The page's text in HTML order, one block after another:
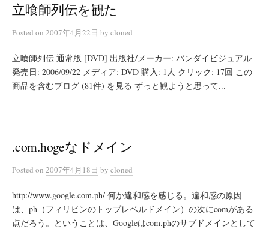
立喰師列伝を観た
Posted on 2007年4月22日 by cloned
立喰師列伝 通常版 [DVD] 出版社/メーカー: バンダイビジュアル
発売日: 2006/09/22 メディア: DVD 購入: 1人 クリック: 17回 この
商品を含むブログ (81件) を見る ずっと観ようと思って...
.com.hogeなドメイン
Posted on 2007年4月18日 by cloned
http://www.google.com.ph/ 何か違和感を感じる。違和感の原因
は、ph（フィリピンのトップレベルドメイン）の次にcomがある
点だろう。ということは、Googleはcom.phのサブドメインとして